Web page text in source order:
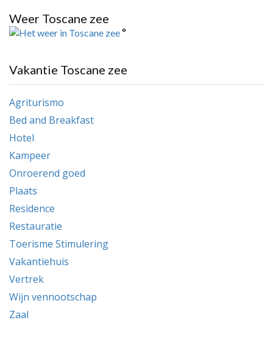
Weer Toscane zee
°
Vakantie Toscane zee
Agriturismo
Bed and Breakfast
Hotel
Kampeer
Onroerend goed
Plaats
Residence
Restauratie
Toerisme Stimulering
Vakantiehuis
Vertrek
Wijn vennootschap
Zaal